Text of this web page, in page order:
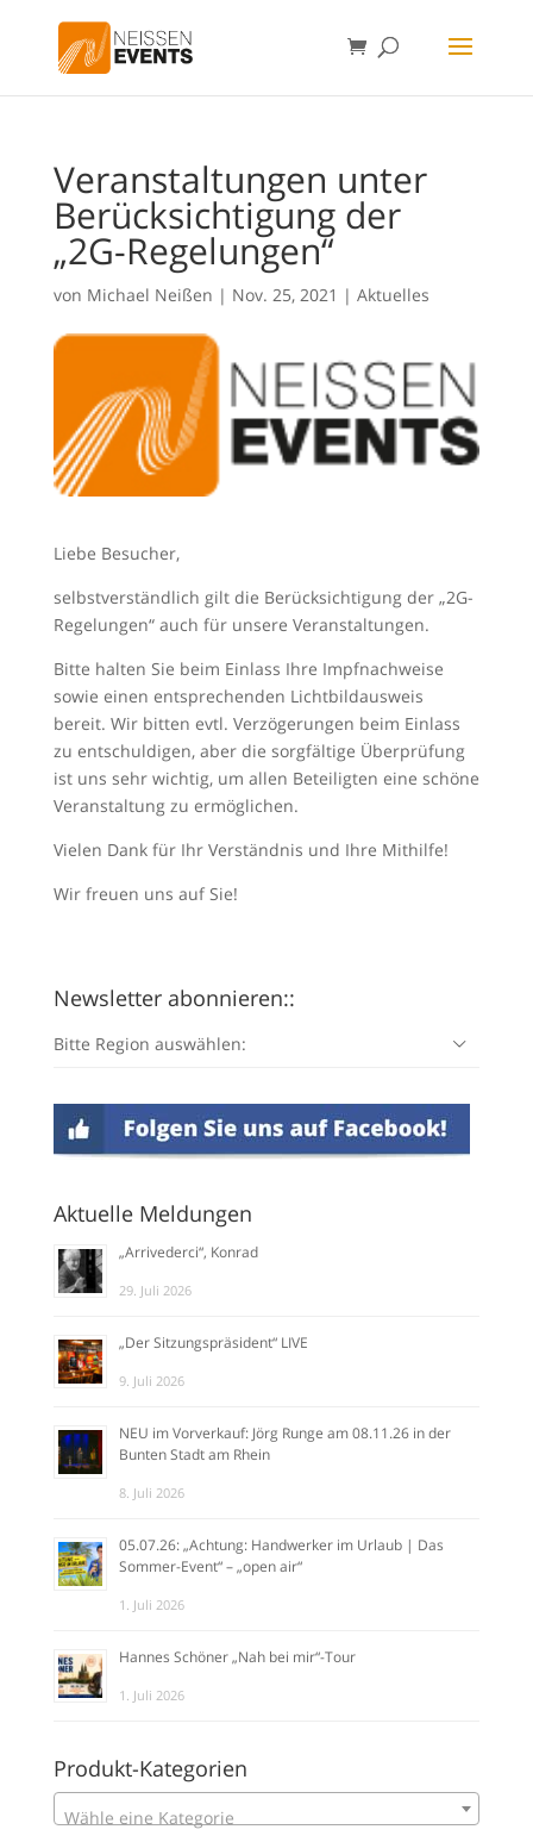
Veranstaltungen unter
Berücksichtigung der
„2G-Regelungen“
von Michael Neißen | Nov. 25, 2021 | Aktuelles
Liebe Besucher,
selbstverständlich gilt die Berücksichtigung der „2G-
Regelungen“ auch für unsere Veranstaltungen.
Bitte halten Sie beim Einlass Ihre Impfnachweise
sowie einen entsprechenden Lichtbildausweis
bereit. Wir bitten evtl. Verzögerungen beim Einlass
zu entschuldigen, aber die sorgfältige Überprüfung
ist uns sehr wichtig, um allen Beteiligten eine schöne
Veranstaltung zu ermöglichen.
Vielen Dank für Ihr Verständnis und Ihre Mithilfe!
Wir freuen uns auf Sie!
Newsletter abonnieren::
Bitte Region auswählen:
Aktuelle Meldungen
„Arrivederci“, Konrad
29. Juli 2026
„Der Sitzungspräsident“ LIVE
9. Juli 2026
NEU im Vorverkauf: Jörg Runge am 08.11.26 in der
Bunten Stadt am Rhein
8. Juli 2026
05.07.26: „Achtung: Handwerker im Urlaub | Das
Sommer-Event“ – „open air“
1. Juli 2026
Hannes Schöner „Nah bei mir“-Tour
1. Juli 2026
Produkt-Kategorien
Wähle eine Kategorie